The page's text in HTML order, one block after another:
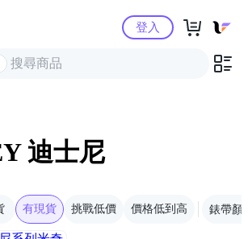
Yahoo購物中心
登入
迪士尼
有現貨 挑戰低價 價格低到高 錶帶顏